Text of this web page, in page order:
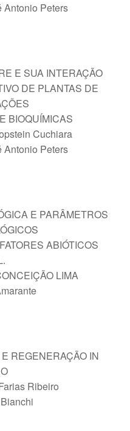
Antonio Peters
E SUA INTERAÇÃO
DE PLANTAS DE
BIOQUÍMICAS
Cuchiara
Antonio Peters
E PARÂMETROS
ABIÓTICOS
LIMA
REGENERAÇÃO IN
Ribeiro